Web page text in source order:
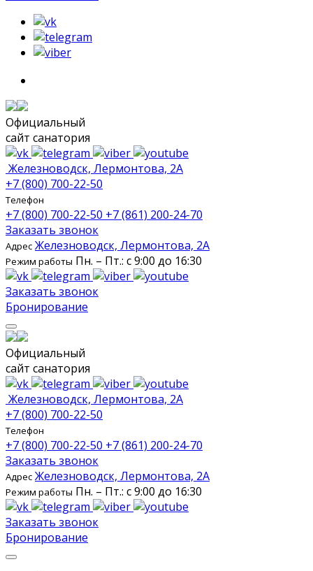
Официальный
сайт санатория
Железноводск, Лермонтова, 2А
+7 (800) 700-22-50
Телефон
+7 (800) 700-22-50 +7 (861) 200-24-70
Заказать звонок
Адрес Железноводск, Лермонтова, 2А
Режим работы Пн. – Пт.: с 9:00 до 16:30
Заказать звонок
Бронирование
Официальный
сайт санатория
Железноводск, Лермонтова, 2А
+7 (800) 700-22-50
Телефон
+7 (800) 700-22-50 +7 (861) 200-24-70
Заказать звонок
Адрес Железноводск, Лермонтова, 2А
Режим работы Пн. – Пт.: с 9:00 до 16:30
Заказать звонок
Бронирование